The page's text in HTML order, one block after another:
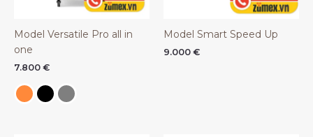
Model Versatile Pro all in
one
7.800 €
Model Smart Speed Up
9.000 €